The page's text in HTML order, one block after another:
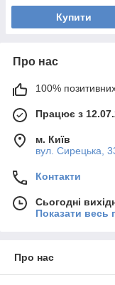
Купити
Про нас
100% позитивних
Працює з
м. Київ
вул. Сирецька,
Контакти
Сьогодні
Показати весь
Про нас